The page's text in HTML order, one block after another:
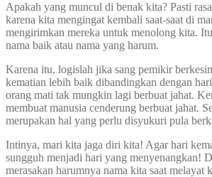
Apakah yang muncul di benak kita? Pasti
karena kita mengingat kembali saat-saat di
mengirimkan mereka untuk menolong kita.
nama baik atau nama yang harum.
Karena itu, logislah jika sang pemikir
kematian lebih baik dibandingkan dengan
orang mati tak mungkin lagi berbuat jahat.
membuat manusia cenderung berbuat jahat.
merupakan hal yang perlu disyukuri pula
Intinya, mari kita jaga diri kita! Agar hari
sungguh menjadi hari yang menyenangkan!
merasakan harumnya nama kita saat melayat